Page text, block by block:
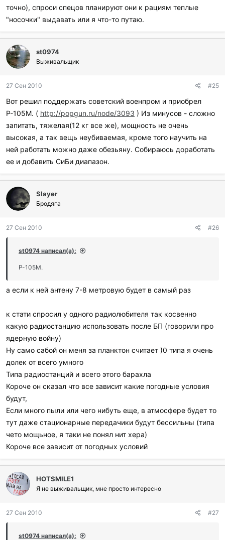
точно), спроси спецов планируют они к рациям теплые
"носочки" выдавать или я что-то путаю.
st0974
Выживальщик
27 Сен 2010 #25
Вот решил поддержать советский военпром и приобрел
Р-105М. ( http://popgun.ru/node/3093 ) Из минусов - сложно
запитать, тяжелая(12 кг все же), мощность не очень
высокая, а так вещь неубиваемая, кроме того научить на
ней работать можно даже обезьяну. Собираюсь доработать
ее и добавить СиБи диапазон.
Slayer
Бродяга
27 Сен 2010 #26
st0974 написал(а):
Р-105М.
а если к ней антену 7-8 метровую будет в самый раз
к стати спросил у одного радиолюбителя так косвенно
какую радиостанцию использовать после БП (говорили про
ядерную войну)
Ну само сабой он меня за планктон считает )0 типа я очень
долек от всего умного
Типа радиостанций и всего этого барахла
Короче он сказал что все зависит какие погодные условия
будут,
Если много пыли или чего нибуть еще, в атмосфере будет то
тут даже стационарные передачики будут бессильны (типа
чето мощьное, я таки не понял нит хера)
Короче все зависит от погодных условий
HOTSMILE1
Я не выживальщик, мне просто интересно
27 Сен 2010 #27
st0974 написал(а):